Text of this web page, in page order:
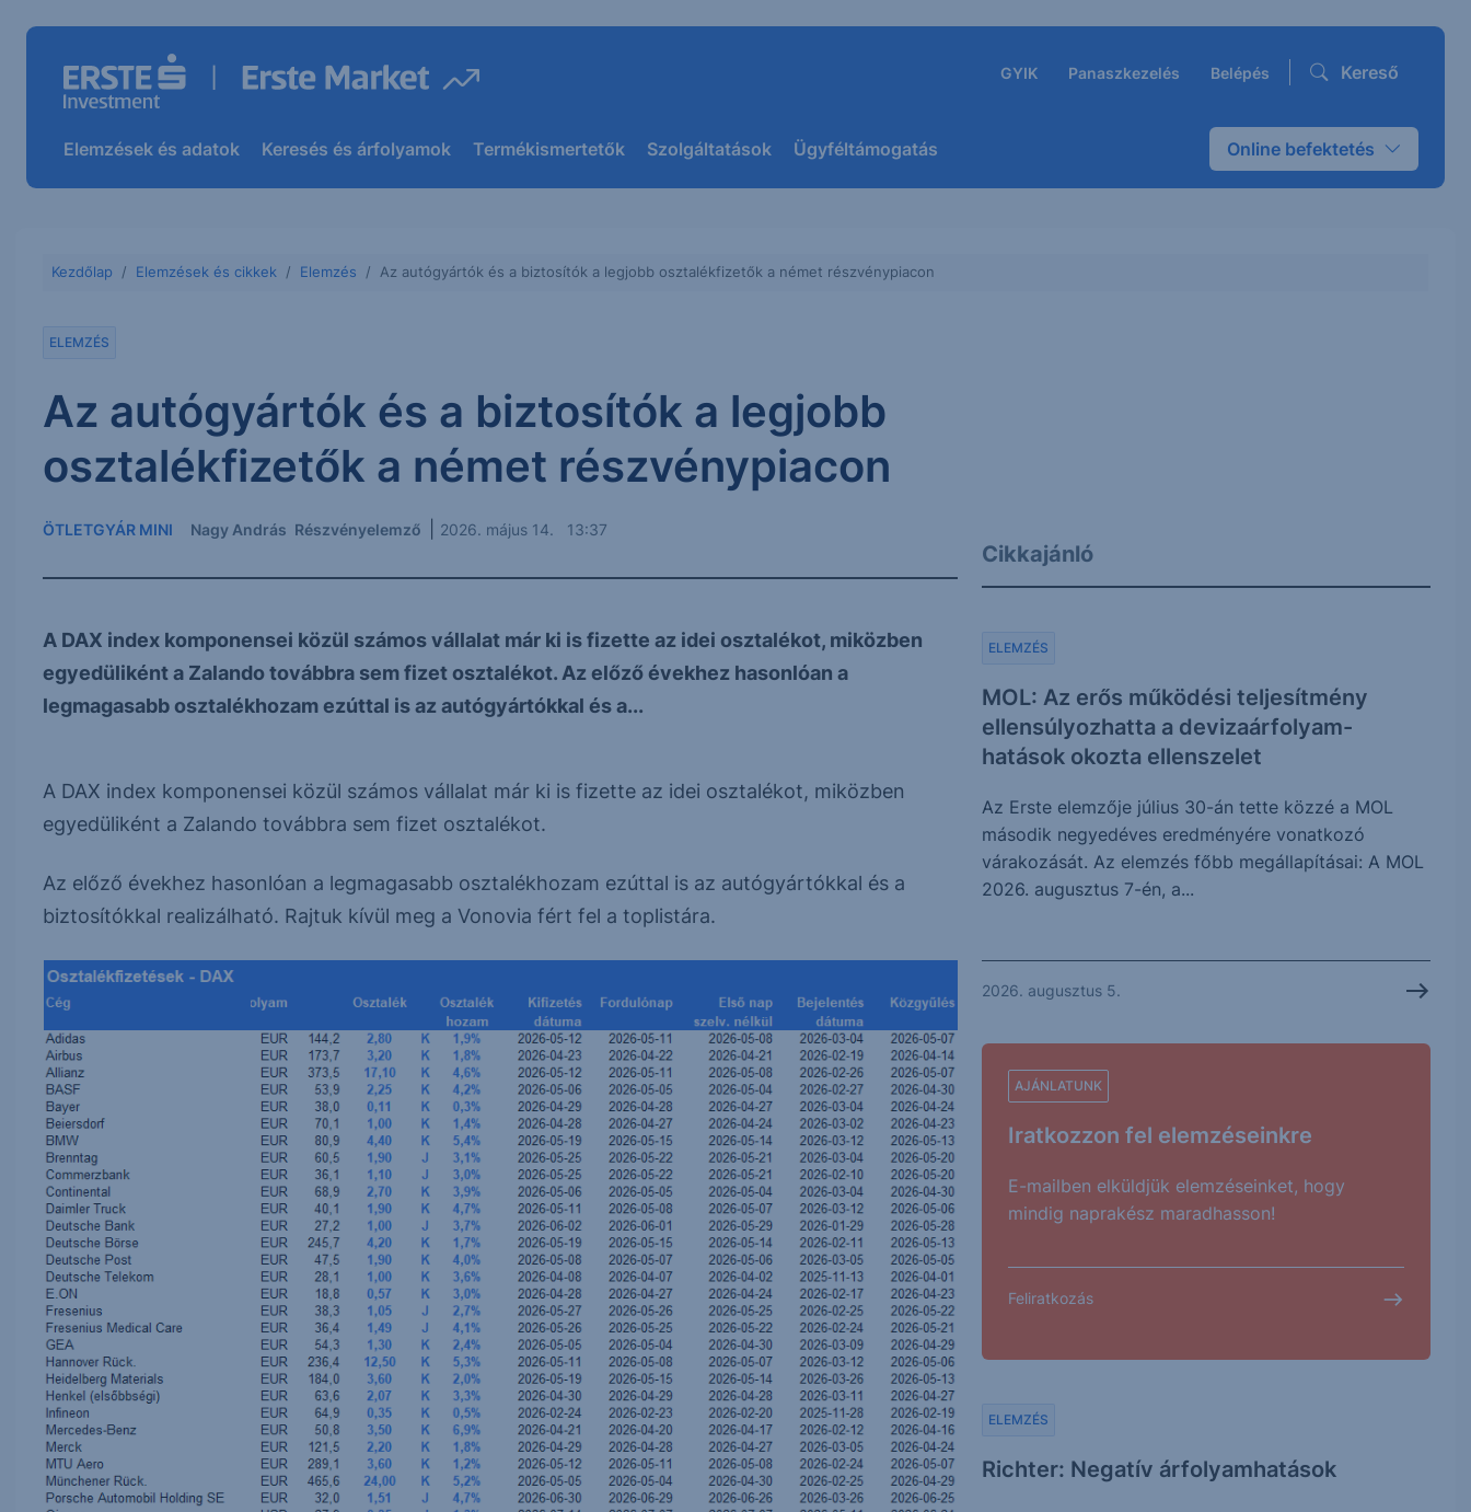
GYIK Panaszkezelés Belépés Kereső
Elemzések és adatok Keresés és árfolyamok Termékismertetők Szolgáltatások Ügyféltámogatás Online befektetés
Kezdőlap Elemzések és cikkek Elemzés Az autógyártók és a biztosítók a legjobb osztalékfizetők a német részvénypiacon
ELEMZÉS
Az autógyártók és a biztosítók a legjobb
osztalékfizetők a német részvénypiacon
ÖTLETGYÁR MINI Nagy András Részvényelemző 2026. május 14. 13:37
A DAX index komponensei közül számos vállalat már ki is fizette az idei osztalékot, miközben
egyedüliként a Zalando továbbra sem fizet osztalékot. Az előző évekhez hasonlóan a
legmagasabb osztalékhozam ezúttal is az autógyártókkal és a...
A DAX index komponensei közül számos vállalat már ki is fizette az idei osztalékot, miközben
egyedüliként a Zalando továbbra sem fizet osztalékot.
Az előző évekhez hasonlóan a legmagasabb osztalékhozam ezúttal is az autógyártókkal és a
biztosítókkal realizálható. Rajtuk kívül meg a Vonovia fért fel a toplistára.
Cikkajánló
MOL: Az erős működési teljesítmény
ellensúlyozhatta a devizaárfolyam-
hatások okozta ellenszelet
ELEMZÉS
Az Erste elemzője július 30-án tette közzé a MOL
második negyedéves eredményére vonatkozó
várakozását. Az elemzés főbb megállapításai: A MOL
2026. augusztus 7-én, a...
2026. augusztus 5.
AJÁNLATUNK
Iratkozzon fel elemzéseinkre
E-mailben elküldjük elemzéseinket, hogy
mindig naprakész maradhasson!
Feliratkozás
Richter: Negatív árfolyamhatások
ELEMZÉS